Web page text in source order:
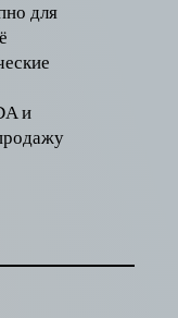
для
и